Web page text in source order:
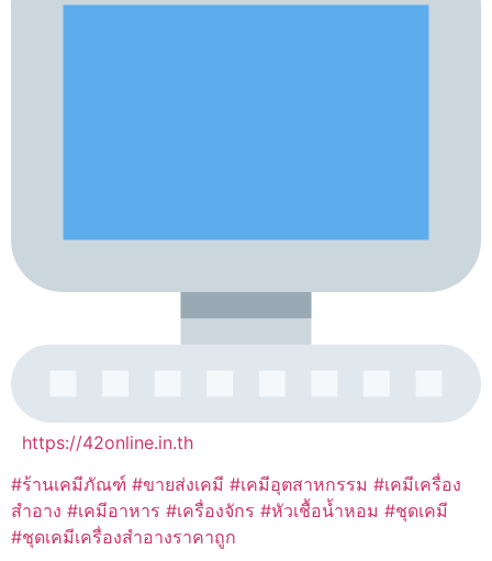
https://42online.in.th
#ร้านเคมีภัณฑ์ #ขายส่งเคมี #เคมีอุตสาหกรรม #เคมีเครื่อง
สำอาง #เคมีอาหาร #เครื่องจักร #หัวเชื้อน้ำหอม #ชุดเคมี
#ชุดเคมีเครื่องสำอางราคาถูก